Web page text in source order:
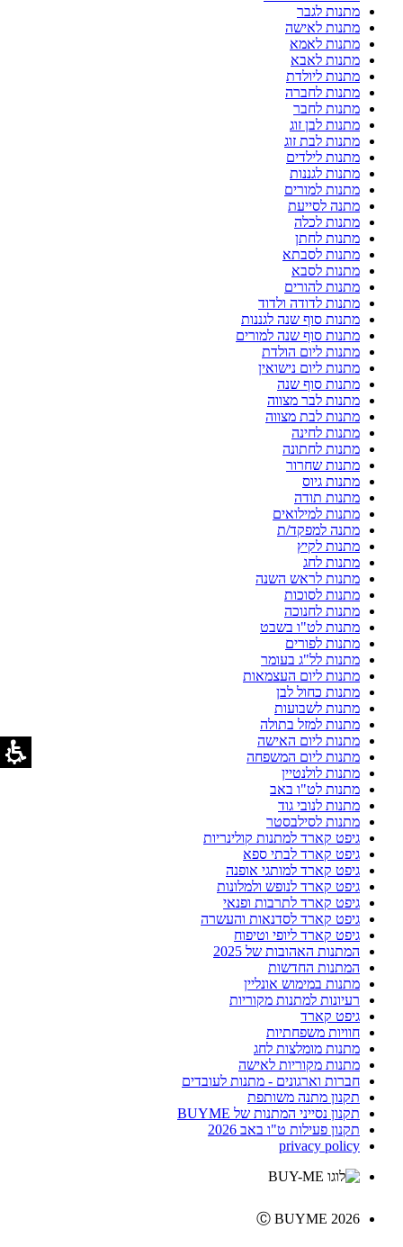
מתנות לגבר
מתנות לאישה
מתנות לאמא
מתנות לאבא
מתנות ליולדת
מתנות לחברה
מתנות לחבר
מתנות לבן זוג
מתנות לבת זוג
מתנות לילדים
מתנות לגננות
מתנות למורים
מתנה לסייעת
מתנות לכלה
מתנות לחתן
מתנות לסבתא
מתנות לסבא
מתנות להורים
מתנות לדודה ולדוד
מתנות סוף שנה לגננות
מתנות סוף שנה למורים
מתנות ליום הולדת
מתנות ליום נישואין
מתנות סוף שנה
מתנות לבר מצווה
מתנות לבת מצווה
מתנות לחינה
מתנות לחתונה
מתנות שחרור
מתנות גיוס
מתנות תודה
מתנות למילואים
מתנה למפקד/ת
מתנות לקיץ
מתנות לחג
מתנות לראש השנה
מתנות לסוכות
מתנות לחנוכה
מתנות לט"ו בשבט
מתנות לפורים
מתנות לל"ג בעומר
מתנות ליום העצמאות
מתנות כחול לבן
מתנות לשבועות
מתנות למזל בתולה
מתנות ליום האישה
מתנות ליום המשפחה
מתנות לולנטיין
מתנות לט"ו באב
מתנות לנובי גוד
מתנות לסילבסטר
גיפט קארד למתנות קולינריות
גיפט קארד לבתי ספא
גיפט קארד למותגי אופנה
גיפט קארד לנופש ולמלונות
גיפט קארד לתרבות ופנאי
גיפט קארד לסדנאות והעשרה
גיפט קארד ליופי וטיפוח
המתנות האהובות של 2025
המתנות החדשות
מתנות במימוש אונליין
רעיונות למתנות מקוריות
גיפט קארד
חוויות משפחתיות
מתנות מומלצות לחג
מתנות מקוריות לאישה
חברות וארגונים - מתנות לעובדים
תקנון מתנה משותפת
תקנון נסייני המתנות של BUYME
תקנון פעילות ט"ו באב 2026
privacy policy
Ⓒ BUYME 2026